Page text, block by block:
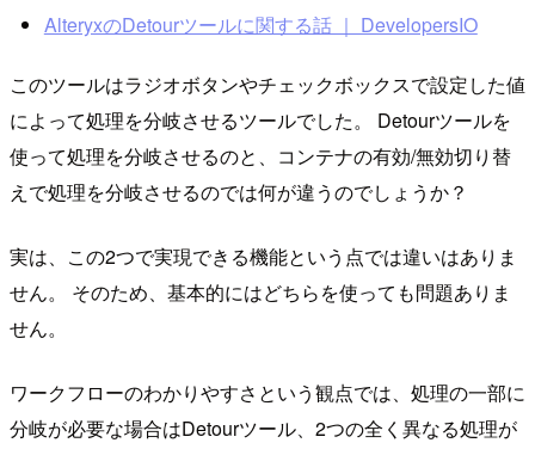
AlteryxのDetourツールに関する話 ｜ DevelopersIO
このツールはラジオボタンやチェックボックスで設定した値
によって処理を分岐させるツールでした。 Detourツールを
使って処理を分岐させるのと、コンテナの有効/無効切り替
えで処理を分岐させるのでは何が違うのでしょうか？
実は、この2つで実現できる機能という点では違いはありま
せん。 そのため、基本的にはどちらを使っても問題ありま
せん。
ワークフローのわかりやすさという観点では、処理の一部に
分岐が必要な場合はDetourツール、2つの全く異なる処理が